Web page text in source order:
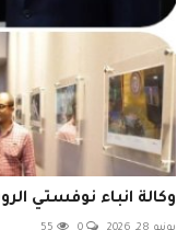
وكالة انباء نوفستي الروسية